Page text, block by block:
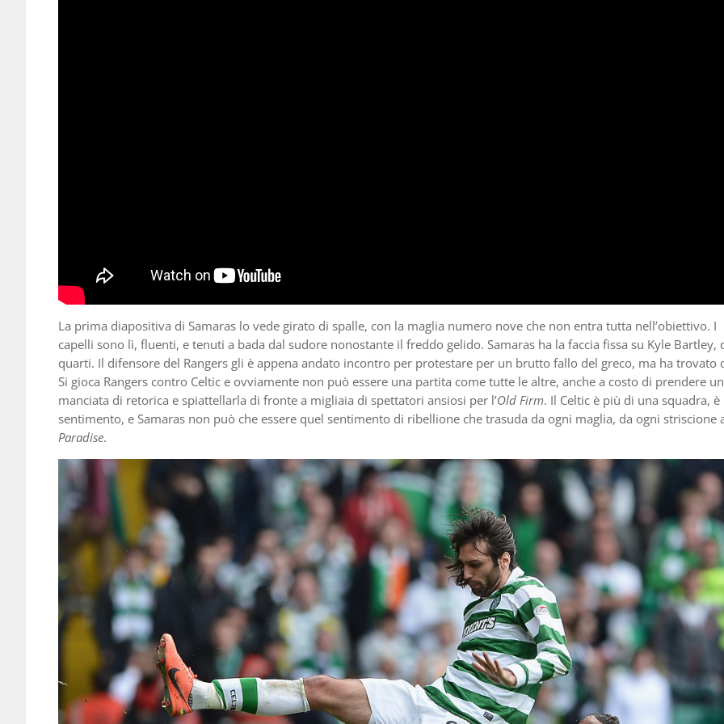
La prima diapositiva di Samaras lo vede girato di spalle, con la maglia numero nove che non entra tutta nell’obiettivo. I
capelli sono lì, fluenti, e tenuti a bada dal sudore nonostante il freddo gelido. Samaras ha la faccia fissa su Kyle Bartley,
quarti. Il difensore del Rangers gli è appena andato incontro per protestare per un brutto fallo del greco, ma ha trovato
Si gioca Rangers contro Celtic e ovviamente non può essere una partita come tutte le altre, anche a costo di prendere
manciata di retorica e spiattellarla di fronte a migliaia di spettatori ansiosi per l’Old Firm. Il Celtic è più di una squadra, è
sentimento, e Samaras non può che essere quel sentimento di ribellione che trasuda da ogni maglia, da ogni striscione
Paradise.